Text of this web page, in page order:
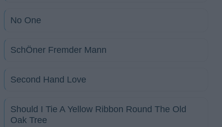
No One
SchÖner Fremder Mann
Second Hand Love
Should I Tie A Yellow Ribbon Round The Old
Oak Tree